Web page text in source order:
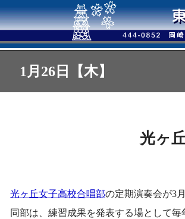
1月26日【木】
光ヶ
光ヶ丘女子高校合唱部の定期演奏会が3
同部は、練習成果を発表する場として